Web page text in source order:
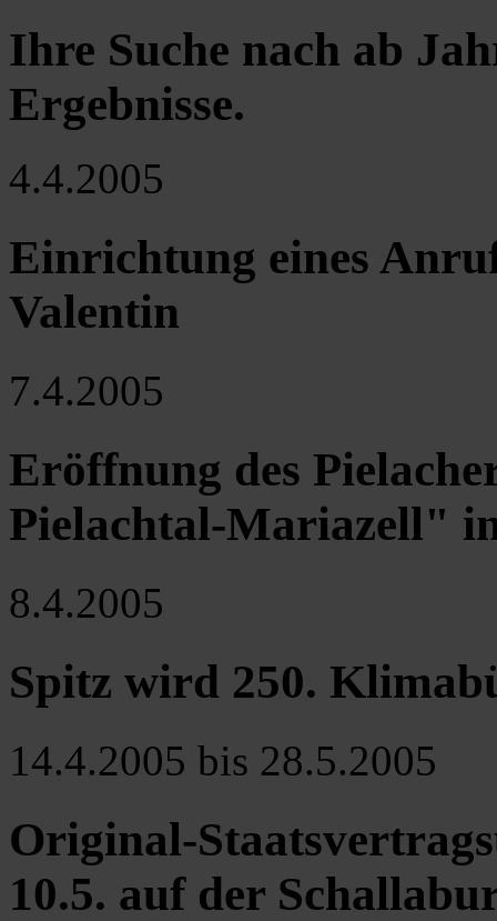
Ihre Suche nach ab
Ergebnisse.
4.4.2005
Einrichtung eines
Valentin
7.4.2005
Eröffnung des
Pielachtal-Mariazell"
8.4.2005
Spitz wird 250.
14.4.2005 bis 28.5.2005
Original-
10.5. auf der